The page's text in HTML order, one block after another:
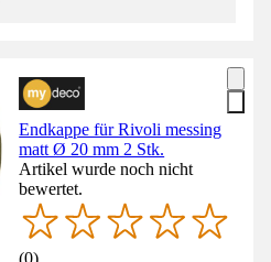
Endkappe für Rivoli messing
matt Ø 20 mm 2 Stk.
Artikel wurde noch nicht
bewertet.
(0)